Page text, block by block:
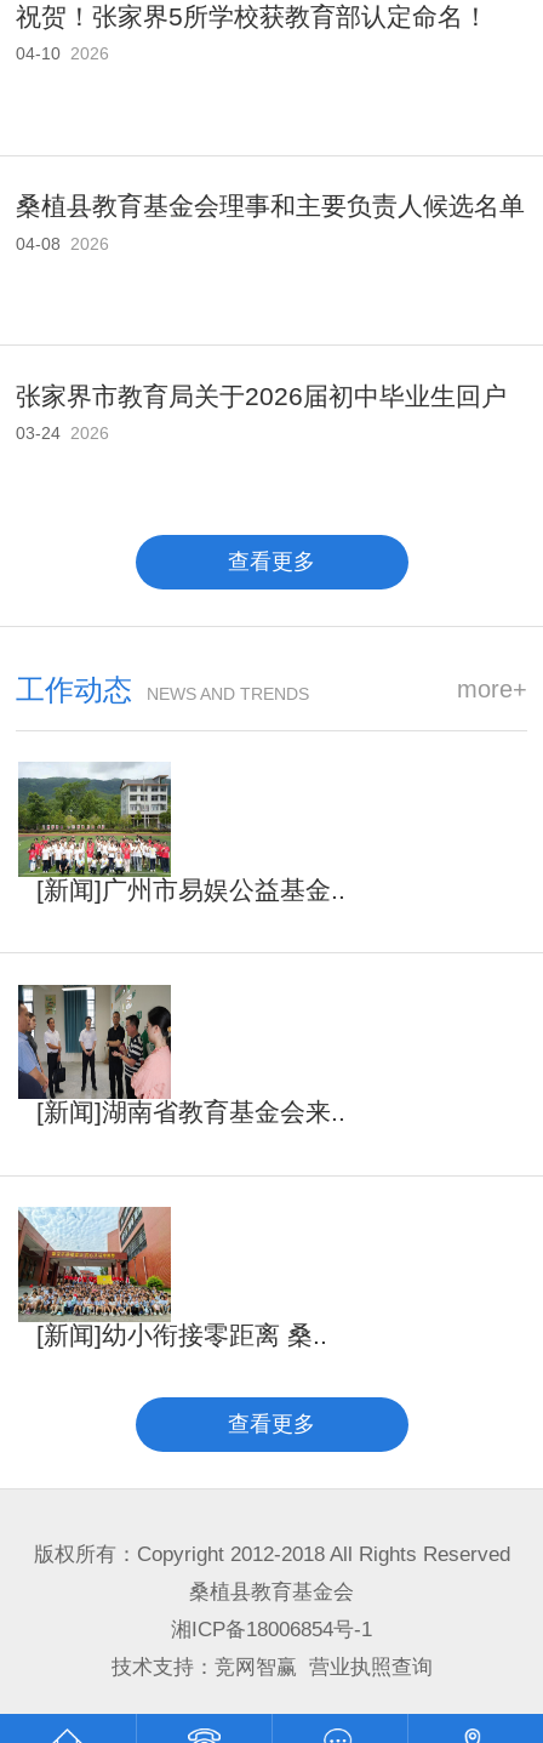
祝贺！张家界5所学校获教育部认定命名！
04-10 2026
桑植县教育基金会理事和主要负责人候选名单
公..
04-08 2026
张家界市教育局关于2026届初中毕业生回户
籍地..
03-24 2026
查看更多
工作动态 NEWS AND TRENDS more+
[新闻]广州市易娱公益基金..
[新闻]湖南省教育基金会来..
[新闻]幼小衔接零距离 桑..
查看更多
版权所有：Copyright 2012-2018 All Rights Reserved
桑植县教育基金会
湘ICP备18006854号-1
技术支持： 竞网智赢 营业执照查询